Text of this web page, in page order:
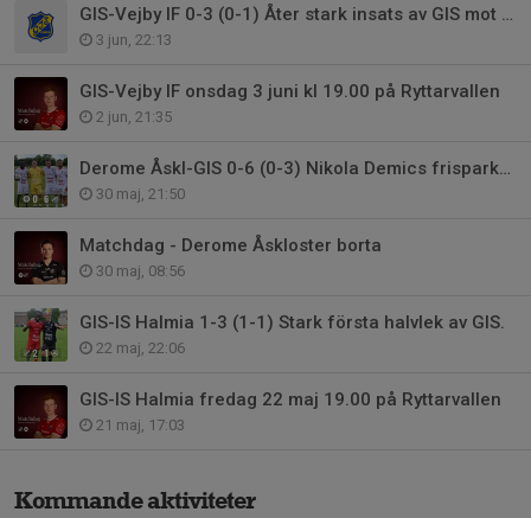
GIS-Vejby IF 0-3 (0-1) Åter stark insats av GIS mot topplag
3 jun, 22:13
GIS-Vejby IF onsdag 3 juni kl 19.00 på Ryttarvallen
2 jun, 21:35
Derome Åskl-GIS 0-6 (0-3) Nikola Demics frisparksmål visar vägen.
30 maj, 21:50
Matchdag - Derome Åskloster borta
30 maj, 08:56
GIS-IS Halmia 1-3 (1-1) Stark första halvlek av GIS.
22 maj, 22:06
GIS-IS Halmia fredag 22 maj 19.00 på Ryttarvallen
21 maj, 17:03
Kommande aktiviteter